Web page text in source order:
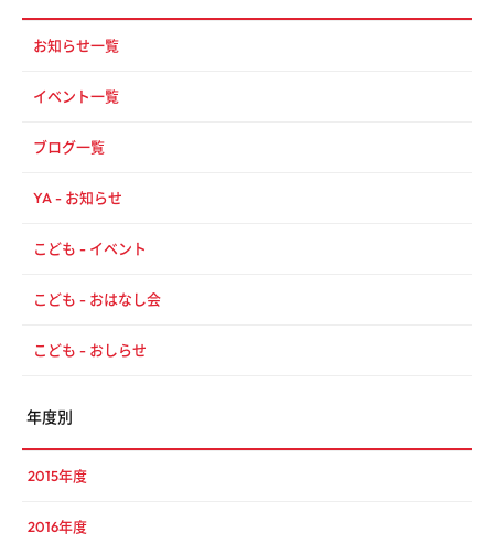
お知らせ一覧
イベント一覧
ブログ一覧
YA - お知らせ
こども - イベント
こども - おはなし会
こども - おしらせ
年度別
2015年度
2016年度